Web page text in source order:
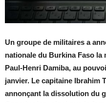
Un groupe de militaires a
nationale du Burkina Faso la
Paul-Henri Damiba, au
janvier. Le capitaine Ibrahim
annonçant la dissolution du